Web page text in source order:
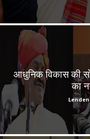
आधुनिक विकास की
का